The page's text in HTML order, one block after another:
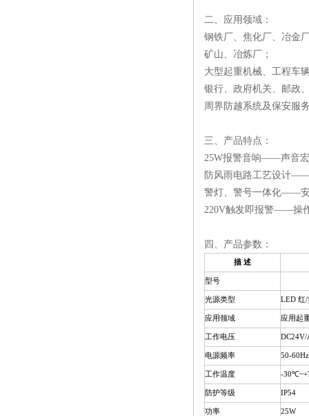
二、应用领域：
钢铁厂、焦化厂、冶金
矿山、冶炼厂；
大型起重机械、工程车
银行、政府机关、邮政
周界防越系统及保安服
三、产品特点：
25W报警音响——声音宏
防风雨电路工艺设计
警灯、警号一体化——
220V触发即报警——操
四、产品参数：
描 述
型号
光源类型 LED 红/
应用领域 应用起
工作电压 DC24V/
电源频率 50-60Hz
工作温度 -30℃
防护等级 IP54
功率 25W